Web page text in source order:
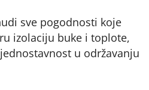
sve pogodnosti koje
izolaciju buke i toplote,
u održavanju